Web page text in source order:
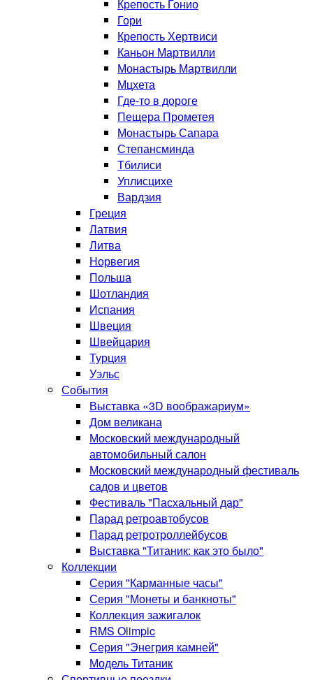
Крепость Гонио
Гори
Крепость Хертвиси
Каньон Мартвилли
Монастырь Мартвилли
Мцхета
Где-то в дороге
Пещера Прометея
Монастырь Сапара
Степансминда
Тбилиси
Уплисцихе
Вардзия
Греция
Латвия
Литва
Норвегия
Польша
Шотландия
Испания
Швеция
Швейцария
Турция
Уэльс
События
Выставка «3D воображариум»
Дом великана
Московский международный
автомобильный салон
Московский международный фестиваль
садов и цветов
Фестиваль "Пасхальный дар"
Парад ретроавтобусов
Парад ретротроллейбусов
Выставка "Титаник: как это было"
Коллекции
Серия "Карманные часы"
Серия "Монеты и банкноты"
Коллекция зажигалок
RMS Olimpic
Серия "Энегрия камней"
Модель Титаник